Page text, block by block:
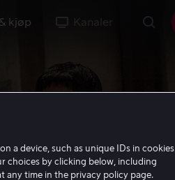
& kjøp Kanaler
a device, such as unique IDs in cookies
choices by clicking below, including
any time in the privacy policy page.